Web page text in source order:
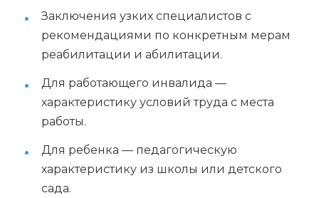
Заключения узких специалистов с
рекомендациями по конкретным мерам
реабилитации и абилитации.
Для работающего инвалида —
характеристику условий труда с места
работы.
Для ребенка — педагогическую
характеристику из школы или детского
сада.